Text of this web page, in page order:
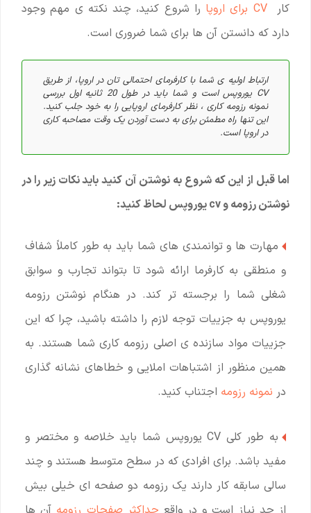
کارCV برای اروپا
را شروع کنید، چند نکته ی مهم وجود
دارد که دانستن آن ها برای شما ضروری است.
ارتباط اولیه ی شما با کارفرمای احتمالی تان در اروپا، از طریق
CV یوروپس است و شما باید در طول 20 ثانیه اول بررسی
نمونه رزومه کاری ، نظر کارفرمای اروپایی را به خود جلب کنید.
این تنها راه مطمئن برای به دست آوردن یک وقت مصاحبه کاری
در اروپا است.
اما قبل از این که شروع به نوشتن آن کنید باید نکات زیر را در
نوشتن رزومه و cv یوروپس لحاظ کنید:
مهارت ها و توانمندی های شما باید به طور کاملاً شفاف
و منطقی به کارفرما ارائه شود تا بتواند تجارب و سوابق
شغلی شما را برجسته تر کند. در هنگام نوشتن رزومه
یوروپس به جزییات توجه لازم را داشته باشید، چرا که این
جزییات مواد سازنده ی اصلی رزومه کاری شما هستند. به
همین منظور از اشتباهات املایی و خطاهای نشانه گذاری
در نمونه رزومه اجتناب کنید.
به طور کلی CV یوروپس شما باید خلاصه و مختصر و
مفید باشد. برای افرادی که در سطح متوسط هستند و چند
سالی سابقه کار دارند یک رزومه دو صفحه ای خیلی بیش